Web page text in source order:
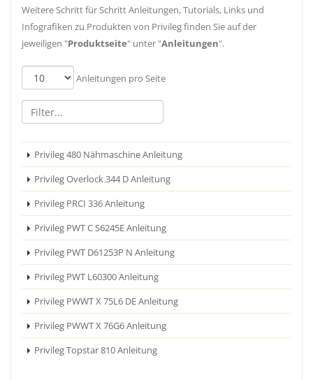
Weitere Schritt für Schritt Anleitungen, Tutorials, Links und
Infografiken zu Produkten von Privileg finden Sie auf der
jeweiligen "Produktseite" unter "Anleitungen".
Anleitungen pro Seite
Privileg 480 Nähmaschine Anleitung
Privileg Overlock 344 D Anleitung
Privileg PRCI 336 Anleitung
Privileg PWT C S6245E Anleitung
Privileg PWT D61253P N Anleitung
Privileg PWT L60300 Anleitung
Privileg PWWT X 75L6 DE Anleitung
Privileg PWWT X 76G6 Anleitung
Privileg Topstar 810 Anleitung